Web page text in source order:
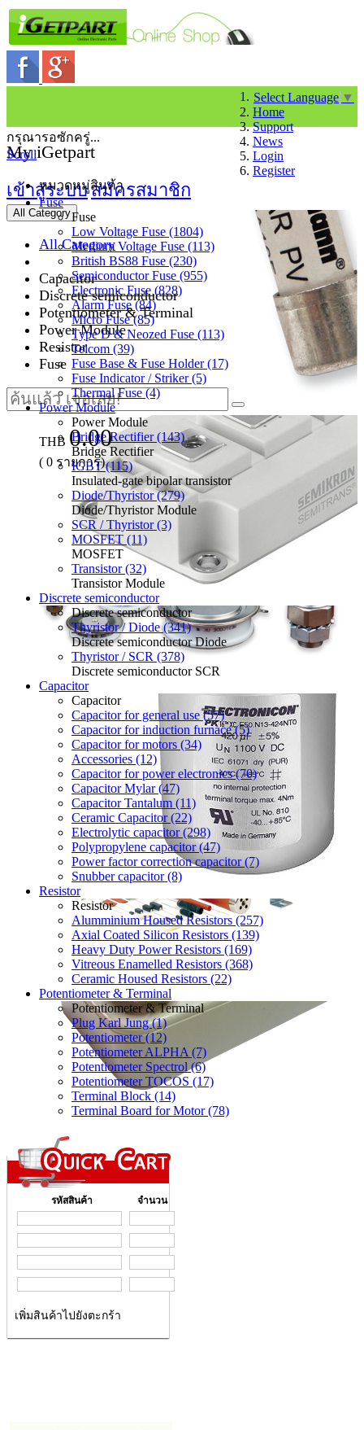
Select Language ▼
Home
Support
News
Login
Register
My iGetpart
เข้าสู่ระบบสมัครสมาชิก
All Category
All Category
Capacitor
Discrete semiconductor
Potentiometer & Terminal
Power Module
Resistor
Fuse
THB 0.00
( 0 รายการ)
กรุณารอซักครู่...
Scroll
หมวดหมู่สินค้า
Fuse
Fuse
Low Voltage Fuse (1804)
Medium Voltage Fuse (113)
British BS88 Fuse (230)
Semiconductor Fuse (955)
Electronic Fuse (828)
Alarm Fuse (84)
Micro Fuse (85)
Type D & Neozed Fuse (113)
Telcom (39)
Fuse Base & Fuse Holder (17)
Fuse Indicator / Striker (5)
Thermal Fuse (4)
Power Module
Power Module
Bridge Rectifier (143)
Bridge Rectifier
IGBT (115)
Insulated-gate bipolar transistor
Diode/Thyristor (279)
Diode/Thyristor Module
SCR / Thyristor (3)
MOSFET (11)
MOSFET
Transistor (32)
Transistor Module
Discrete semiconductor
Discrete semiconductor
Thyristor / Diode (341)
Discrete semiconductor Diode
Thyristor / SCR (378)
Discrete semiconductor SCR
Capacitor
Capacitor
Capacitor for general use (57)
Capacitor for induction furnace (5)
Capacitor for motors (34)
Accessories (12)
Capacitor for power electronics (70)
Capacitor Mylar (47)
Capacitor Tantalum (11)
Ceramic Capacitor (22)
Electrolytic capacitor (298)
Polypropylene capacitor (47)
Power factor correction capacitor (7)
Snubber capacitor (8)
Resistor
Resistor
Alumminium Housed Resistors (257)
Axial Coated Silicon Resistors (139)
Heavy Duty Power Resistors (169)
Vitreous Enamelled Resistors (368)
Ceramic Housed Resistors (22)
Potentiometer & Terminal
Potentiometer & Terminal
Plug Karl Jung (1)
Potentiometer (12)
Potentiometer ALPHA (7)
Potentiometer Spectrol (6)
Potentiometer TOCOS (17)
Terminal Block (14)
Terminal Board for Motor (78)
รหัสสินค้า จำนวน
เพิ่มสินค้าไปยังตะกร้า